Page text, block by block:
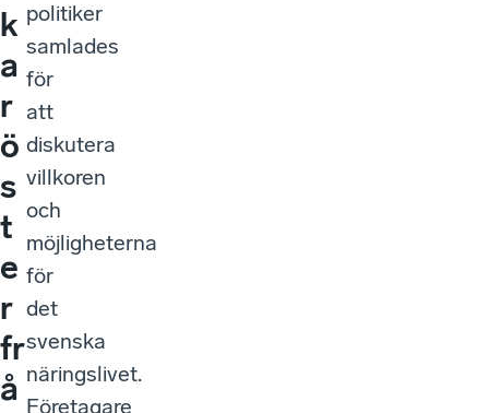
k
a
r
ö
s
t
e
r
fr
å
politiker
samlades
för
att
diskutera
villkoren
och
möjligheterna
för
det
svenska
näringslivet.
Företagare